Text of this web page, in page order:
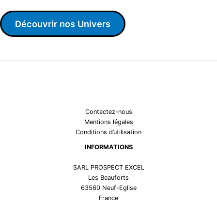
Découvrir nos Univers
Contactez-nous
Mentions légales
Conditions d’utilisation
INFORMATIONS
SARL PROSPECT EXCEL
Les Beauforts
63560 Neuf-Eglise
France